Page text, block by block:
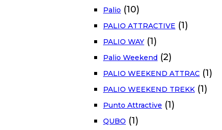
Palio (10)
PALIO ATTRACTIVE (1)
PALIO WAY (1)
Palio Weekend (2)
PALIO WEEKEND ATTRAC (1)
PALIO WEEKEND TREKK (1)
Punto Attractive (1)
QUBO (1)